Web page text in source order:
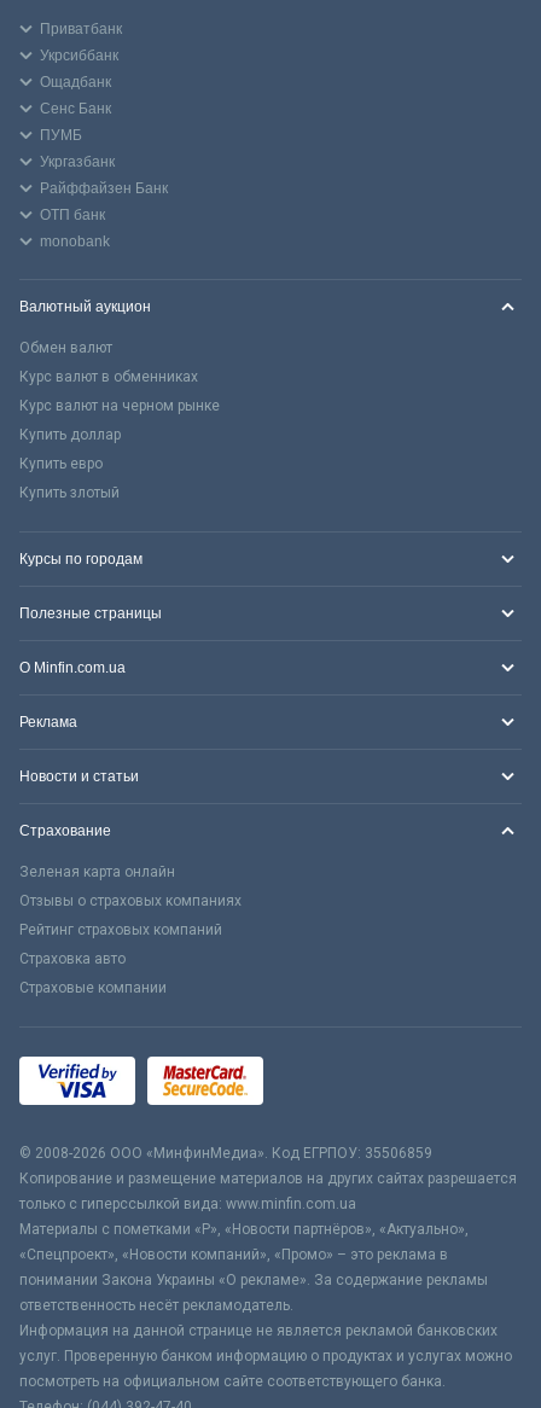
Приватбанк
Укрсиббанк
Ощадбанк
Сенс Банк
ПУМБ
Укргазбанк
Райффайзен Банк
ОТП банк
monobank
Валютный аукцион
Обмен валют
Курс валют в обменниках
Курс валют на черном рынке
Купить доллар
Купить евро
Купить злотый
Курсы по городам
Полезные страницы
О Minfin.com.ua
Реклама
Новости и статьи
Страхование
Зеленая карта онлайн
Отзывы о страховых компаниях
Рейтинг страховых компаний
Страховка авто
Страховые компании
© 2008-2026 ООО «МинфинМедиа». Код ЕГРПОУ: 35506859
Копирование и размещение материалов на других сайтах разрешается
только с гиперссылкой вида: www.minfin.com.ua
Материалы с пометками «Р», «Новости партнёров», «Актуально»,
«Спецпроект», «Новости компаний», «Промо» – это реклама в
понимании Закона Украины «О рекламе». За содержание рекламы
ответственность несёт рекламодатель.
Информация на данной странице не является рекламой банковских
услуг. Проверенную банком информацию о продуктах и услугах можно
посмотреть на официальном сайте соответствующего банка.